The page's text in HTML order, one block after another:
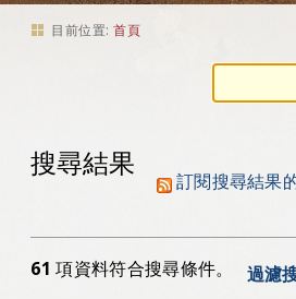
目前位置: 首頁
搜尋結果
訂閱搜尋結果
61 項資料符合搜尋條件。
過濾